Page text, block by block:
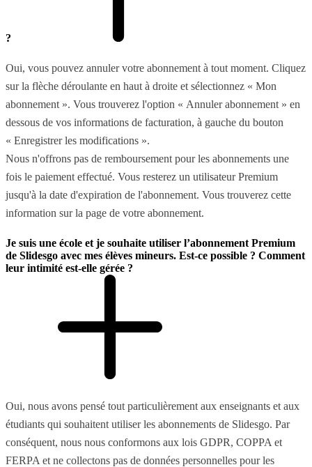
?
Oui, vous pouvez annuler votre abonnement à tout moment. Cliquez
sur la flèche déroulante en haut à droite et sélectionnez « Mon
abonnement ». Vous trouverez l'option « Annuler abonnement » en
dessous de vos informations de facturation, à gauche du bouton
« Enregistrer les modifications ».
Nous n'offrons pas de remboursement pour les abonnements une
fois le paiement effectué. Vous resterez un utilisateur Premium
jusqu'à la date d'expiration de l'abonnement. Vous trouverez cette
information sur la page de votre abonnement.
Je suis une école et je souhaite utiliser l’abonnement Premium
de Slidesgo avec mes élèves mineurs. Est-ce possible ? Comment
leur intimité est-elle gérée ?
Oui, nous avons pensé tout particulièrement aux enseignants et aux
étudiants qui souhaitent utiliser les abonnements de Slidesgo. Par
conséquent, nous nous conformons aux lois GDPR, COPPA et
FERPA et ne collectons pas de données personnelles pour les